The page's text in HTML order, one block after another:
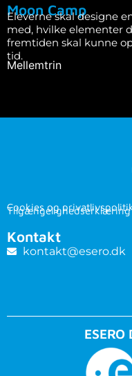
Moon Camp
Eleverne skal designe
med, hvilke elementer
fremtiden skal kunne
tid.
Mellemtrin
Cookies og
Tilgængelighedserklæring
Kontakt
kontakt@esero.dk